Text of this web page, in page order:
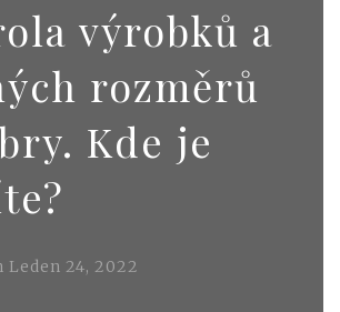
výrobků a
rozměrů
Kde je
Leden 24, 2022